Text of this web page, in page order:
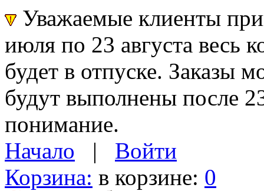
Уважаемые клиенты
июля по 23 августа весь
будет в отпуске. Заказы
будут выполнены после
понимание.
Начало | Войти
Корзина: в корзине: 0